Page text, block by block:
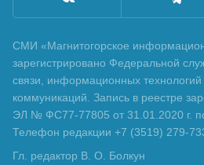
СМИ «Магнитогорское
зарегистрировано Федеральной
связи, информационных
коммуникаций. Запись в реестре
ЭЛ № ФС77-77805 от 31.01.2020 г.
Телефон редакции +7 (3519) 279-
Гл. редактор В. О. Болкун